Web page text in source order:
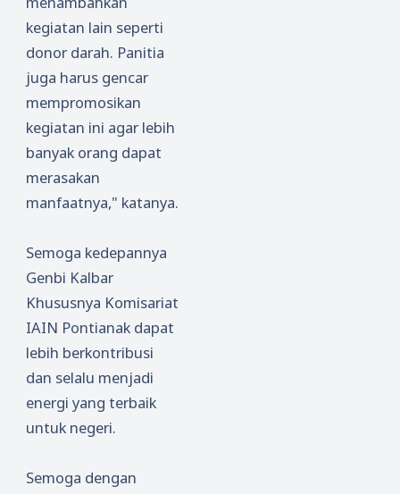
kegiatan lain seperti
donor darah. Panitia
juga harus gencar
mempromosikan
kegiatan ini agar lebih
banyak orang dapat
merasakan
manfaatnya," katanya.
Semoga kedepannya
Genbi Kalbar
Khususnya Komisariat
IAIN Pontianak dapat
lebih berkontribusi
dan selalu menjadi
energi yang terbaik
untuk negeri.
Semoga dengan